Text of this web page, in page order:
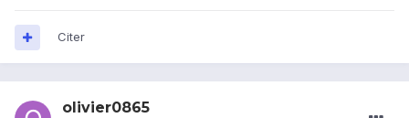
Citer
olivier0865